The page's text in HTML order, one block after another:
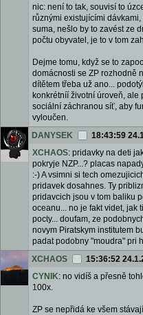
nic: není to tak, souvisí to
různými existujícími
suma, nešlo by to zavést ze
počtu obyvatel, je to v tom
Dejme tomu, když se to
domácnosti se ZP rozhodně
dítětem třeba už ano...
konkrétníí životní úroveň,
sociální záchranou síť, aby
vyloučen.
DANYSEK
18:43:59
XCHAOS: pridavky na deti
pokryje NZP...? placas
:-) A vsimni si tech
pridavek dosahnes. Ty
pridavcich jsou v tom baliku
oceanu... no je fakt videt, jak
pocty... doufam, ze
novym Piratskym institutem
padat podobny "moudra" pri
XCHAOS
15:36:52
CYNIK: no vidíš a přesně
100x.
ZP se nepřidá ke všem